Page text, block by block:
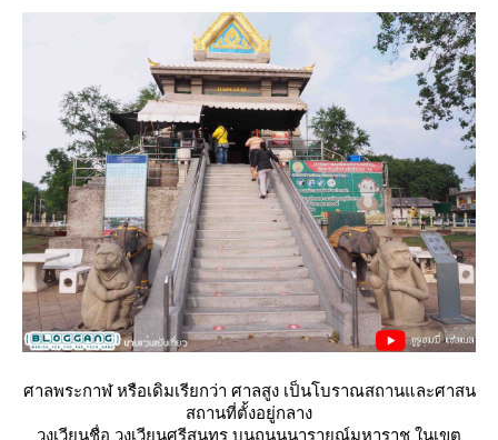
ศาลพระกาฬ หรือเดิมเรียกว่า ศาลสูงเป็นโบราณสถานและศาสน
สถานที่ตั้งอยู่กลาง
วงเวียนชื่อ วงเวียนศรีสุนทร บนถนนนารายณ์มหาราช ในเขต